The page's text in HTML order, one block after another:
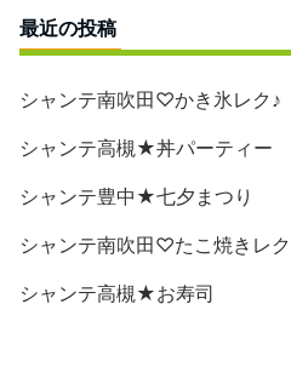
最近の投稿
シャンテ南吹田♡かき氷レク♪
シャンテ高槻★丼パーティー
シャンテ豊中★七夕まつり
シャンテ南吹田♡たこ焼きレク
シャンテ高槻★お寿司